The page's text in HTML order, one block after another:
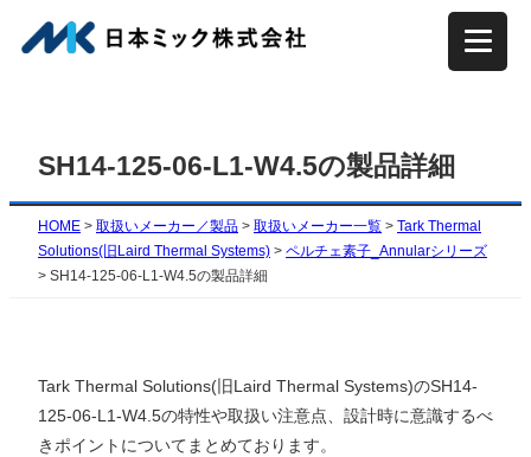
容
プ
SH14-125-06-L1-W4.5の製品詳細
HOME > 取扱いメーカー／製品 > 取扱いメーカー一覧 > Tark Thermal
Solutions(旧Laird Thermal Systems) > ペルチェ素子_Annularシリーズ
> SH14-125-06-L1-W4.5の製品詳細
Tark Thermal Solutions(旧Laird Thermal Systems)のSH14-
125-06-L1-W4.5の特性や取扱い注意点、設計時に意識するべ
きポイントについてまとめております。